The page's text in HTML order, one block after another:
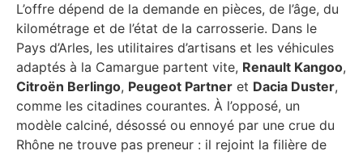
L’offre dépend de la demande en pièces, de l’âge, du
kilométrage et de l’état de la carrosserie. Dans le
Pays d’Arles, les utilitaires d’artisans et les véhicules
adaptés à la Camargue partent vite, Renault Kangoo,
Citroën Berlingo, Peugeot Partner et Dacia Duster,
comme les citadines courantes. À l’opposé, un
modèle calciné, désossé ou ennoyé par une crue du
Rhône ne trouve pas preneur : il rejoint la filière de